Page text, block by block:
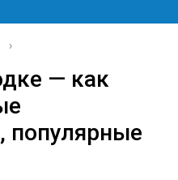
— как
популярные